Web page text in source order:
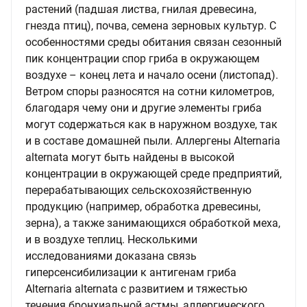
растений (падшая листва, гнилая древесина,
гнезда птиц), почва, семена зерновых культур. С
особенностями среды обитания связан сезонный
пик концентрации спор гриба в окружающем
воздухе – конец лета и начало осени (листопад).
Ветром споры разносятся на сотни километров,
благодаря чему они и другие элементы гриба
могут содержаться как в наружном воздухе, так
и в составе домашней пыли. Аллергены Alternaria
alternata могут быть найдены в высокой
концентрации в окружающей среде предприятий,
перерабатывающих сельскохозяйственную
продукцию (например, обработка древесины,
зерна), а также занимающихся обработкой меха,
и в воздухе теплиц. Несколькими
исследованиями доказана связь
гиперсенсибилизации к антигенам гриба
Alternaria alternata с развитием и тяжестью